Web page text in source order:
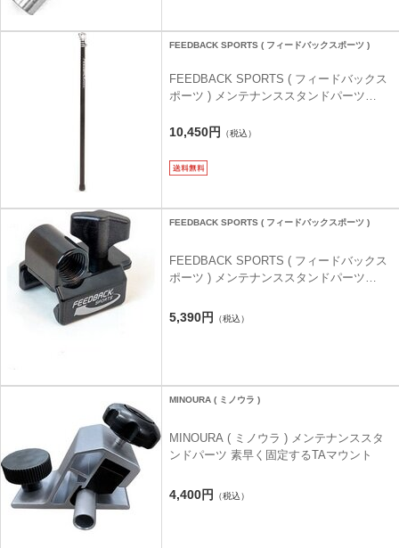
FEEDBACK SPORTS ( フィードバックスポーツ )
FEEDBACK SPORTS ( フィードバックス
ポーツ ) メンテナンススタンドパーツ
STAND ( センターポスト A-フレーム イベ
10,450円 （税込）
FEEDBACK SPORTS ( フィードバックスポーツ )
FEEDBACK SPORTS ( フィードバックス
ポーツ ) メンテナンススタンドパーツ
フォーク マウント スライダー アッシー ス
プリント )
5,390円 （税込）
MINOURA ( ミノウラ )
MINOURA ( ミノウラ ) メンテナンススタ
ンドパーツ 素早く固定するTAマウント
4,400円 （税込）